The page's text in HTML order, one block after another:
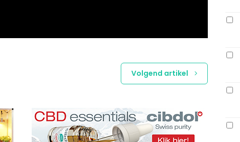
Volgend artikel